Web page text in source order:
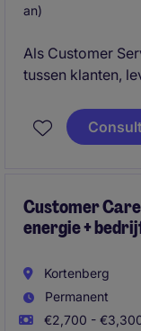
an)
Als Customer
tussen klanten,
zorgt voor een
internationale
Customer
energie +
Kortenberg
Permanent
€2,700 -